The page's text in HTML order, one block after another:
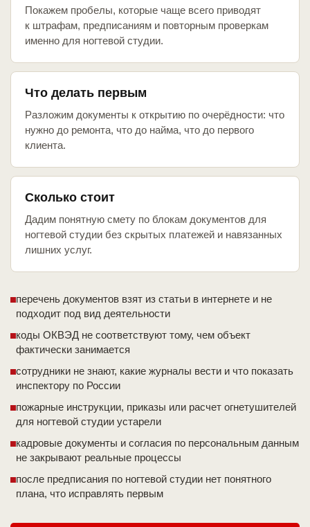
Покажем пробелы, которые чаще всего приводят
к штрафам, предписаниям и повторным проверкам
именно для ногтевой студии.
Что делать первым
Разложим документы к открытию по очерёдности: что
нужно до ремонта, что до найма, что до первого
клиента.
Сколько стоит
Дадим понятную смету по блокам документов для
ногтевой студии без скрытых платежей и навязанных
лишних услуг.
перечень документов взят из статьи в интернете и не
подходит под вид деятельности
коды ОКВЭД не соответствуют тому, чем объект
фактически занимается
сотрудники не знают, какие журналы вести и что показать
инспектору по России
пожарные инструкции, приказы или расчет огнетушителей
для ногтевой студии устарели
кадровые документы и согласия по персональным данным
не закрывают реальные процессы
после предписания по ногтевой студии нет понятного
плана, что исправлять первым